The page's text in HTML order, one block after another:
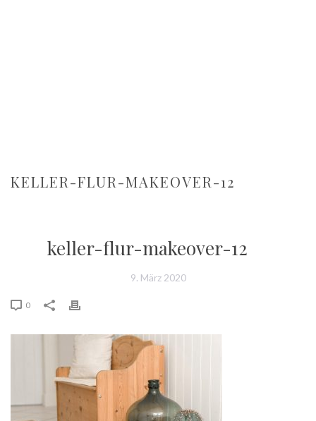
KELLER-FLUR-MAKEOVER-12
keller-flur-makeover-12
9. März 2020
0